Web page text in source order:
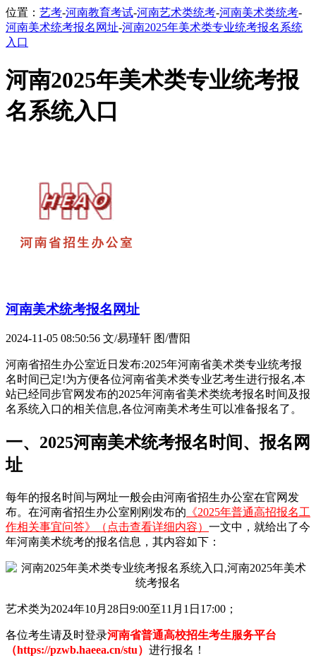
位置： 艺考-河南教育考试-河南艺术类统考-河南美术类统考-
河南美术统考报名网址-河南2025年美术类专业统考报名系统
入口
河南2025年美术类专业统考报
名系统入口
河南美术统考报名网址
2024-11-05 08:50:56 文/易瑾轩 图/曹阳
河南省招生办公室近日发布:2025年河南省美术类专业统考报
名时间已定!为方便各位河南省美术类专业艺考生进行报名,本
站已经同步官网发布的2025年河南省美术类统考报名时间及报
名系统入口的相关信息,各位河南美术考生可以准备报名了。
一、2025河南美术统考报名时间、报名网
址
每年的报名时间与网址一般会由河南省招生办公室在官网发
布。在河南省招生办公室刚刚发布的 《2025年普通高招报名工
作相关事宜问答》（点击查看详细内容） 一文中，就给出了今
年河南美术统考的报名信息，其内容如下：
艺术类为2024年10月28日9:00至11月1日17:00；
各位考生请及时登录河南省普通高校招生考生服务平台
（https://pzwb.haeea.cn/stu） 进行报名！